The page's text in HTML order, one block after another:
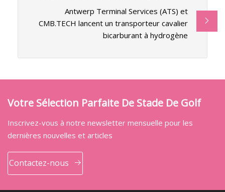
Antwerp Terminal Services (ATS) et
CMB.TECH lancent un transporteur cavalier
bicarburant à hydrogène
Votre Sélection Parfaite De Stade De Golf
Inscrivez-vous à notre newsletter mensuelle pour les
dernières nouvelles et articles
Contactez-nous